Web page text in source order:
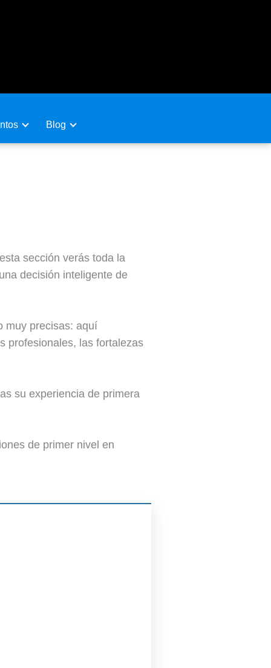
Blog
sección verás toda la
decisión inteligente de
muy precisas: aquí
profesionales, las fortalezas
su experiencia de primera
de primer nivel en